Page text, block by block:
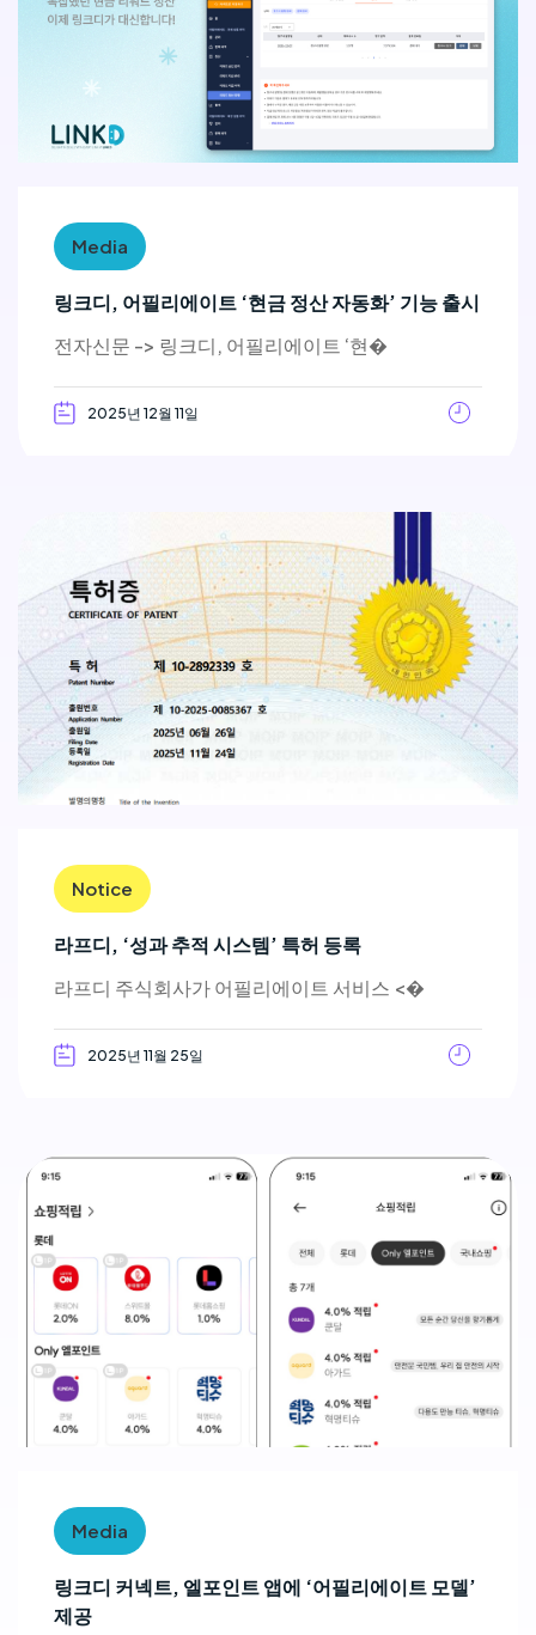
Media
링크디, 어필리에이트 ‘현금 정산 자동화’ 기능 출시
전자신문 -> 링크디, 어필리에이트 ‘현�
2025년 12월 11일
Notice
라프디, ‘성과 추적 시스템’ 특허 등록
라프디 주식회사가 어필리에이트 서비스 <�
2025년 11월 25일
Media
링크디 커넥트, 엘포인트 앱에 ‘어필리에이트 모델’
제공